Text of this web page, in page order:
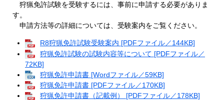
狩猟免許試験を受験するには、事前に申請する必要がありま
す。
申請方法等の詳細については、受験案内をご覧ください。
R8狩猟免許試験受験案内 [PDFファイル／144KB]
狩猟免許試験の試験内容等について [PDFファイル／
72KB]
狩猟免許申請書 [Wordファイル／59KB]
狩猟免許申請書 [PDFファイル／170KB]
狩猟免許申請書（記載例） [PDFファイル／178KB]